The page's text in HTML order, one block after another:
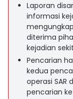
Laporan
informasi
diterima
kejadian
Pencarian
kedua
operasi SAR
pencarian